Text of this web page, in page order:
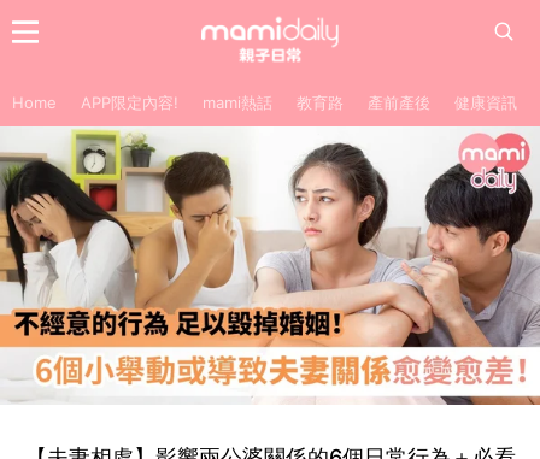
Home APP限定內容! mami熱話 教育路 產前產後 健康資訊